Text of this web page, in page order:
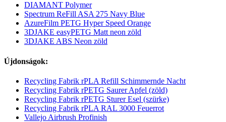
DIAMANT Polymer
Spectrum ReFill ASA 275 Navy Blue
AzureFilm PETG Hyper Speed Orange
3DJAKE easyPETG Matt neon zöld
3DJAKE ABS Neon zöld
Újdonságok:
Recycling Fabrik rPLA Refill Schimmernde Nacht
Recycling Fabrik rPETG Saurer Apfel (zöld)
Recycling Fabrik rPETG Sturer Esel (szürke)
Recycling Fabrik rPLA RAL 3000 Feuerrot
Vallejo Airbrush Profinish